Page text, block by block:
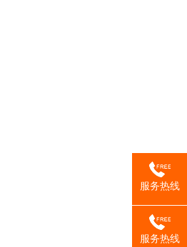
服务热线
服务热线